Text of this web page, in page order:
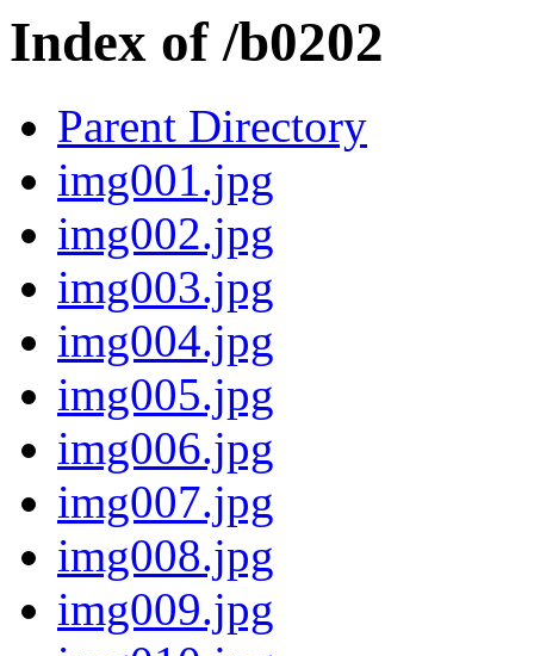
Index of /b0202
Parent Directory
img001.jpg
img002.jpg
img003.jpg
img004.jpg
img005.jpg
img006.jpg
img007.jpg
img008.jpg
img009.jpg